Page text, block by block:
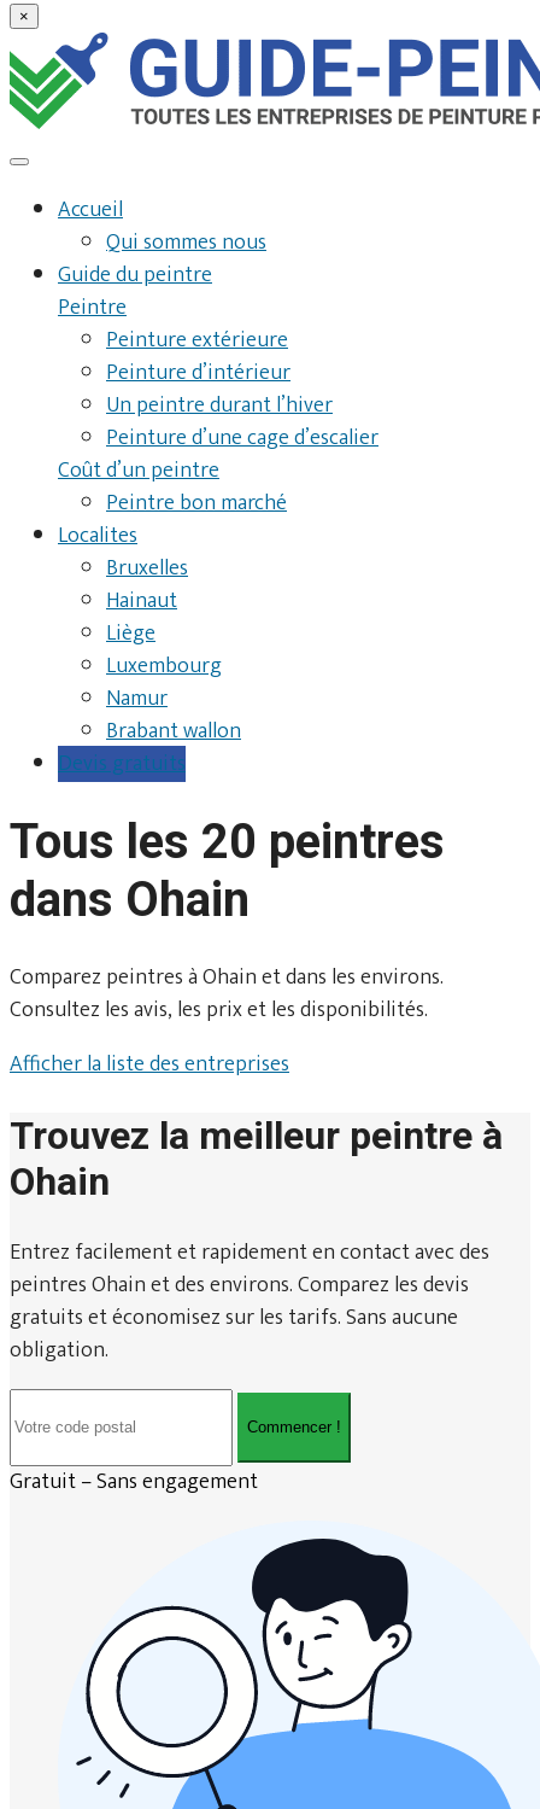
×
Accueil
Qui sommes nous
Guide du peintre
Peintre
Peinture extérieure
Peinture d’intérieur
Un peintre durant l’hiver
Peinture d’une cage d’escalier
Coût d’un peintre
Peintre bon marché
Localites
Bruxelles
Hainaut
Liège
Luxembourg
Namur
Brabant wallon
Devis gratuits
Tous les 20 peintres
dans Ohain
Comparez peintres à Ohain et dans les environs.
Consultez les avis, les prix et les disponibilités.
Afficher la liste des entreprises
Trouvez la meilleur peintre à
Ohain
Entrez facilement et rapidement en contact avec des
peintres Ohain et des environs. Comparez les devis
gratuits et économisez sur les tarifs. Sans aucune
obligation.
Commencer !
Gratuit – Sans engagement